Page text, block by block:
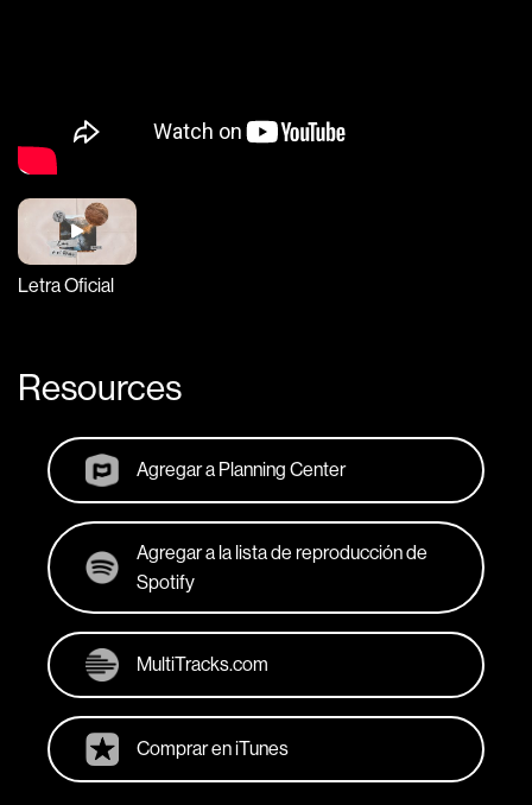
Letra Oficial
Resources
Agregar a Planning Center
Agregar a la lista de reproducción de
Spotify
MultiTracks.com
Comprar en iTunes